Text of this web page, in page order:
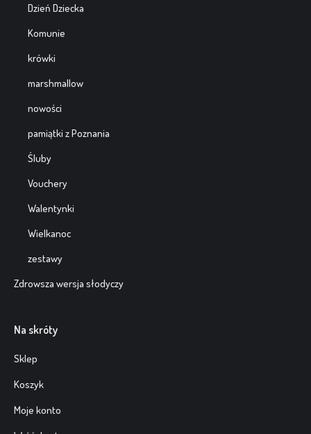
Dzień Dziecka
Komunie
krówki
marshmallow
nowości
pamiątki z Poznania
Śluby
Vouchery
Walentynki
Wielkanoc
zestawy
Zdrowsza wersja słodyczy
Na skróty
Sklep
Koszyk
Moje konto